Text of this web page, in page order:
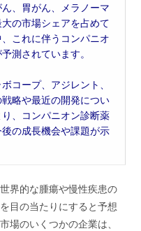
、胃がん、メラノーマ
の市場シェアを占めて
これに伴うコンパニオ
測されています。
コープ、アジレント、
略や最近の開発につい
、コンパニオン診断薬
の成長機会や課題が示
界的な腫瘍や慢性疾患の
目の当たりにすると予想
場のいくつかの企業は、